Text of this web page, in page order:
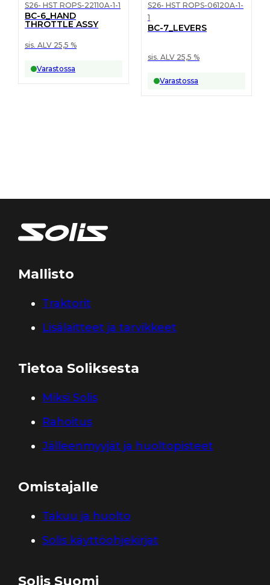
S26- HST ROPS-22110A-1-1
BC-6_HAND
THROTTLE ASSY
sis. ALV 25,5 %
Varastossa
S26- HST ROPS-06120A-1-
1
BC-7_LEVERS
sis. ALV 25,5 %
Varastossa
Mallisto
Traktorit
Lisälaitteet ja tarvikkeet
Tietoa Soliksesta
Miksi Solis
Rahoitus
Jälleenmyyjät ja huoltopisteet
Omistajalle
Takuu ja huolto
Solis käyttöohjekirjat
Solis Suomi